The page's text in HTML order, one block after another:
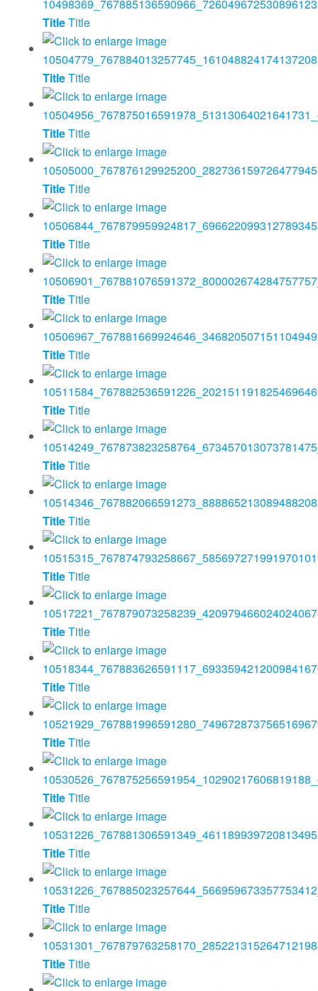
TitleTitle
TitleTitle
TitleTitle
TitleTitle
TitleTitle
TitleTitle
TitleTitle
TitleTitle
TitleTitle
TitleTitle
TitleTitle
TitleTitle
TitleTitle
TitleTitle
TitleTitle
TitleTitle
TitleTitle
TitleTitle